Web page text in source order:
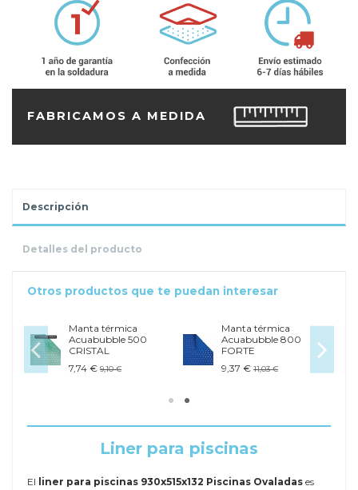
FABRICAMOS A MEDIDA
Descripción
Detalles del producto
Otros productos que te puedan interesar
Manta térmica
Acuabubble 500
CRISTAL
7,74 € 9,10 €
Manta térmica
Acuabubble 800
FORTE
9,37 € 11,03 €
Liner para piscinas
El liner para piscinas 930x515x132 Piscinas Ovaladas es